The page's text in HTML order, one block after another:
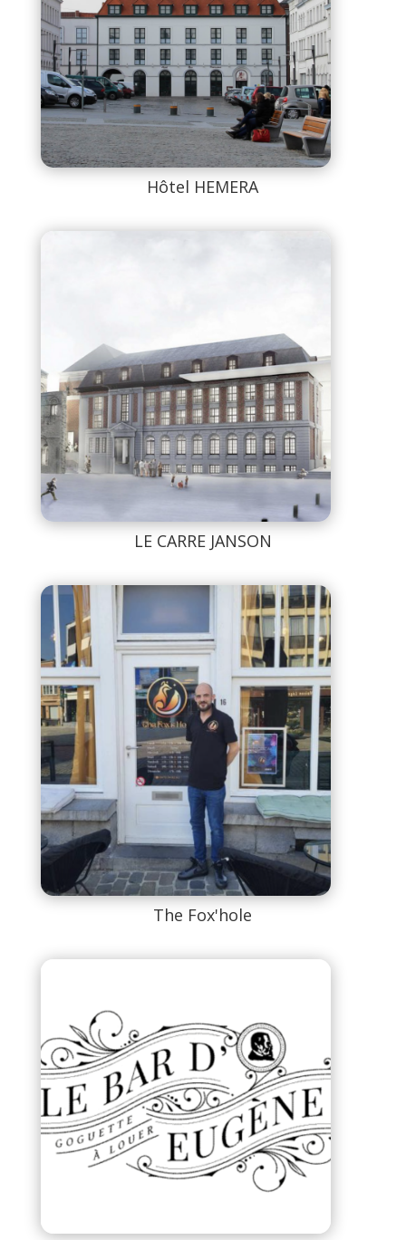
Hôtel HEMERA
LE CARRE JANSON
The Fox'hole